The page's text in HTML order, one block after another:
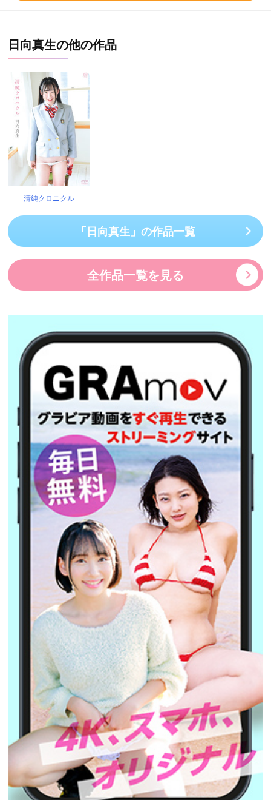
日向真生の他の作品
清純クロニクル
「日向真生」の作品一覧
全作品一覧を見る